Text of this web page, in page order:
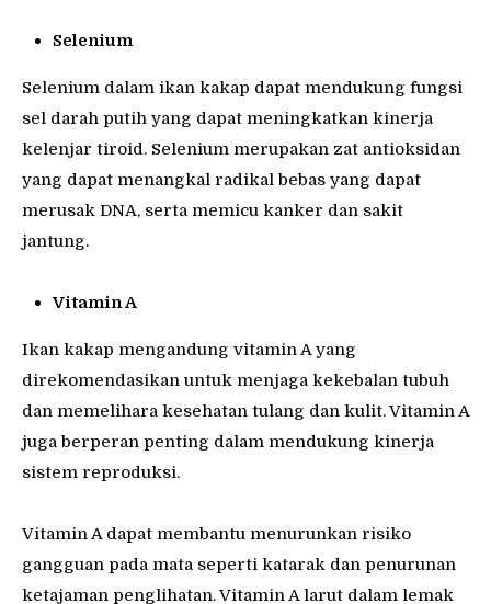
Selenium
Selenium dalam ikan kakap dapat mendukung fungsi
sel darah putih yang dapat meningkatkan kinerja
kelenjar tiroid. Selenium merupakan zat antioksidan
yang dapat menangkal radikal bebas yang dapat
merusak DNA, serta memicu kanker dan sakit
jantung.
Vitamin A
Ikan kakap mengandung vitamin A yang
direkomendasikan untuk menjaga kekebalan tubuh
dan memelihara kesehatan tulang dan kulit. Vitamin A
juga berperan penting dalam mendukung kinerja
sistem reproduksi.
Vitamin A dapat membantu menurunkan risiko
gangguan pada mata seperti katarak dan penurunan
ketajaman penglihatan. Vitamin A larut dalam lemak